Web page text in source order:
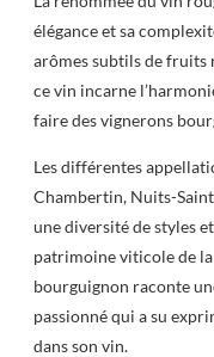
élégance et sa
arômes subtils de fruits
ce vin incarne
faire des vignerons
Les différentes
Chambertin, Nuits-
une diversité de styles
patrimoine viticole de
bourguignon raconte
passionné qui a su
dans son vin.